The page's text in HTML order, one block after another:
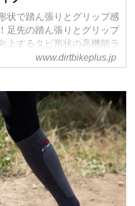
状で踏ん張りとグリップ感
足先の踏ん張りとグリップ
上するタビ形状の高機能ラ
ングソックス。クールマッ
を採用し通気性...
www.dirtbikeplus.jp